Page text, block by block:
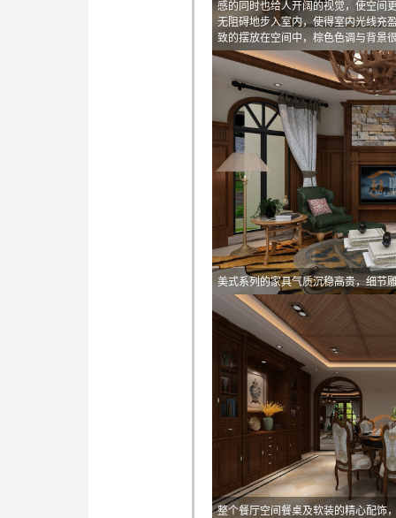
感的同时也给人开阔的视觉，使空间
无阻碍地步入室内，使得室内光线充
致的摆放在空间中，棕色色调与背景
美式系列的家具气质沉稳高贵，细节
整个餐厅空间餐桌及软装的精心配饰